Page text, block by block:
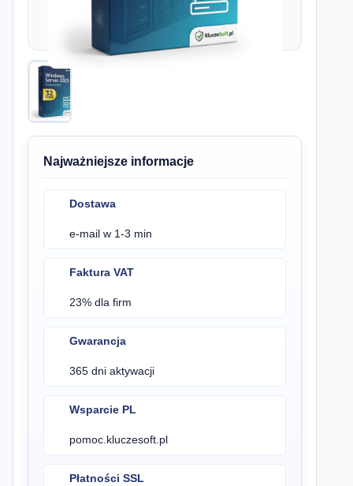
Najważniejsze informacje
Dostawa
e-mail w 1-3 min
Faktura VAT
23% dla firm
Gwarancja
365 dni aktywacji
Wsparcie PL
pomoc.kluczesoft.pl
Płatności SSL